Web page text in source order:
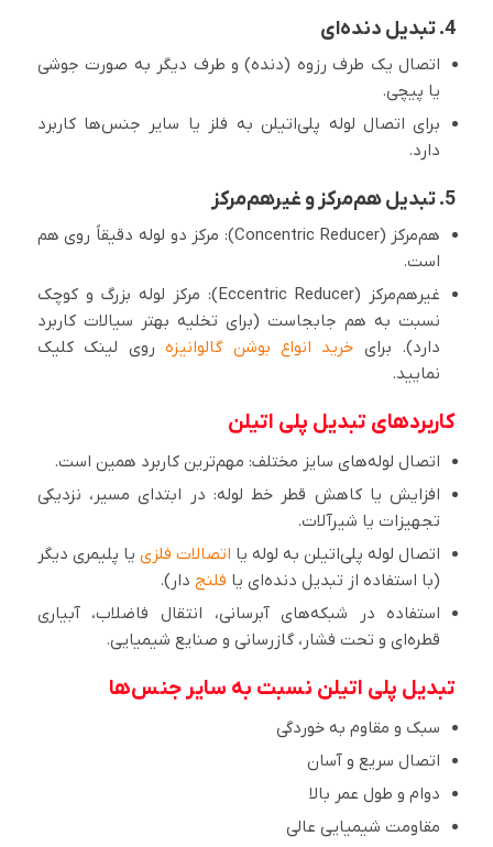
4. تبدیل‌ دنده‌ای
اتصال یک طرف رزوه (دنده) و طرف دیگر به صورت جوشی
یا پیچی.
برای اتصال لوله پلی‌اتیلن به فلز یا سایر جنس‌ها کاربرد
دارد.
5. تبدیل هم‌مرکز و غیرهم‌مرکز
هم‌مرکز (Concentric Reducer): مرکز دو لوله دقیقاً روی هم
است.
غیرهم‌مرکز (Eccentric Reducer): مرکز لوله بزرگ و کوچک
نسبت به هم جابجاست (برای تخلیه بهتر سیالات کاربرد
دارد). برای خرید انواع بوشن گالوانیزهروی لینک کلیک
نمایید.
کاربردهای تبدیل پلی اتیلن
اتصال لوله‌های سایز مختلف: مهم‌ترین کاربرد همین است.
افزایش یا کاهش قطر خط لوله: در ابتدای مسیر، نزدیکی
تجهیزات یا شیرآلات.
اتصال لوله پلی‌اتیلن به لوله یا اتصالات فلزی یا پلیمری دیگر
(با استفاده از تبدیل دنده‌ای یا فلنجدار).
استفاده در شبکه‌های آبرسانی، انتقال فاضلاب، آبیاری
قطره‌ای و تحت فشار، گازرسانی و صنایع شیمیایی.
تبدیل پلی اتیلن نسبت به سایر جنس‌ها
سبک و مقاوم به خوردگی
اتصال سریع و آسان
دوام و طول عمر بالا
مقاومت شیمیایی عالی